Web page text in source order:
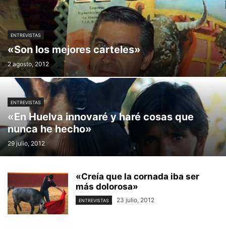
ENTREVISTAS
«Son los mejores carteles»
2 agosto, 2012
ENTREVISTAS
«En Huelva innovaré y haré cosas que
nunca he hecho»
29 julio, 2012
«Creía que la cornada iba ser
más dolorosa»
ENTREVISTAS 23 julio, 2012